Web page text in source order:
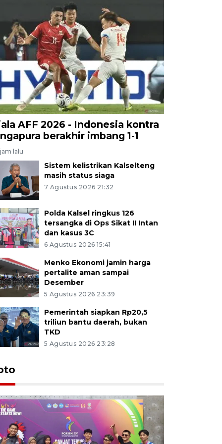
AFF 2026 - Indonesia kontra
berakhir imbang 1-1
lalu
Sistem kelistrikan Kalselteng
masih status siaga
7 Agustus 2026 21:32
Polda Kalsel ringkus 126
tersangka di Ops Sikat II Intan
dan kasus 3C
6 Agustus 2026 15:41
Menko Ekonomi jamin harga
pertalite aman sampai
Desember
5 Agustus 2026 23:39
Pemerintah siapkan Rp20,5
triliun bantu daerah, bukan
TKD
5 Agustus 2026 23:28